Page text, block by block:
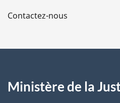
a
e
Contactez-nous
Ministère de la